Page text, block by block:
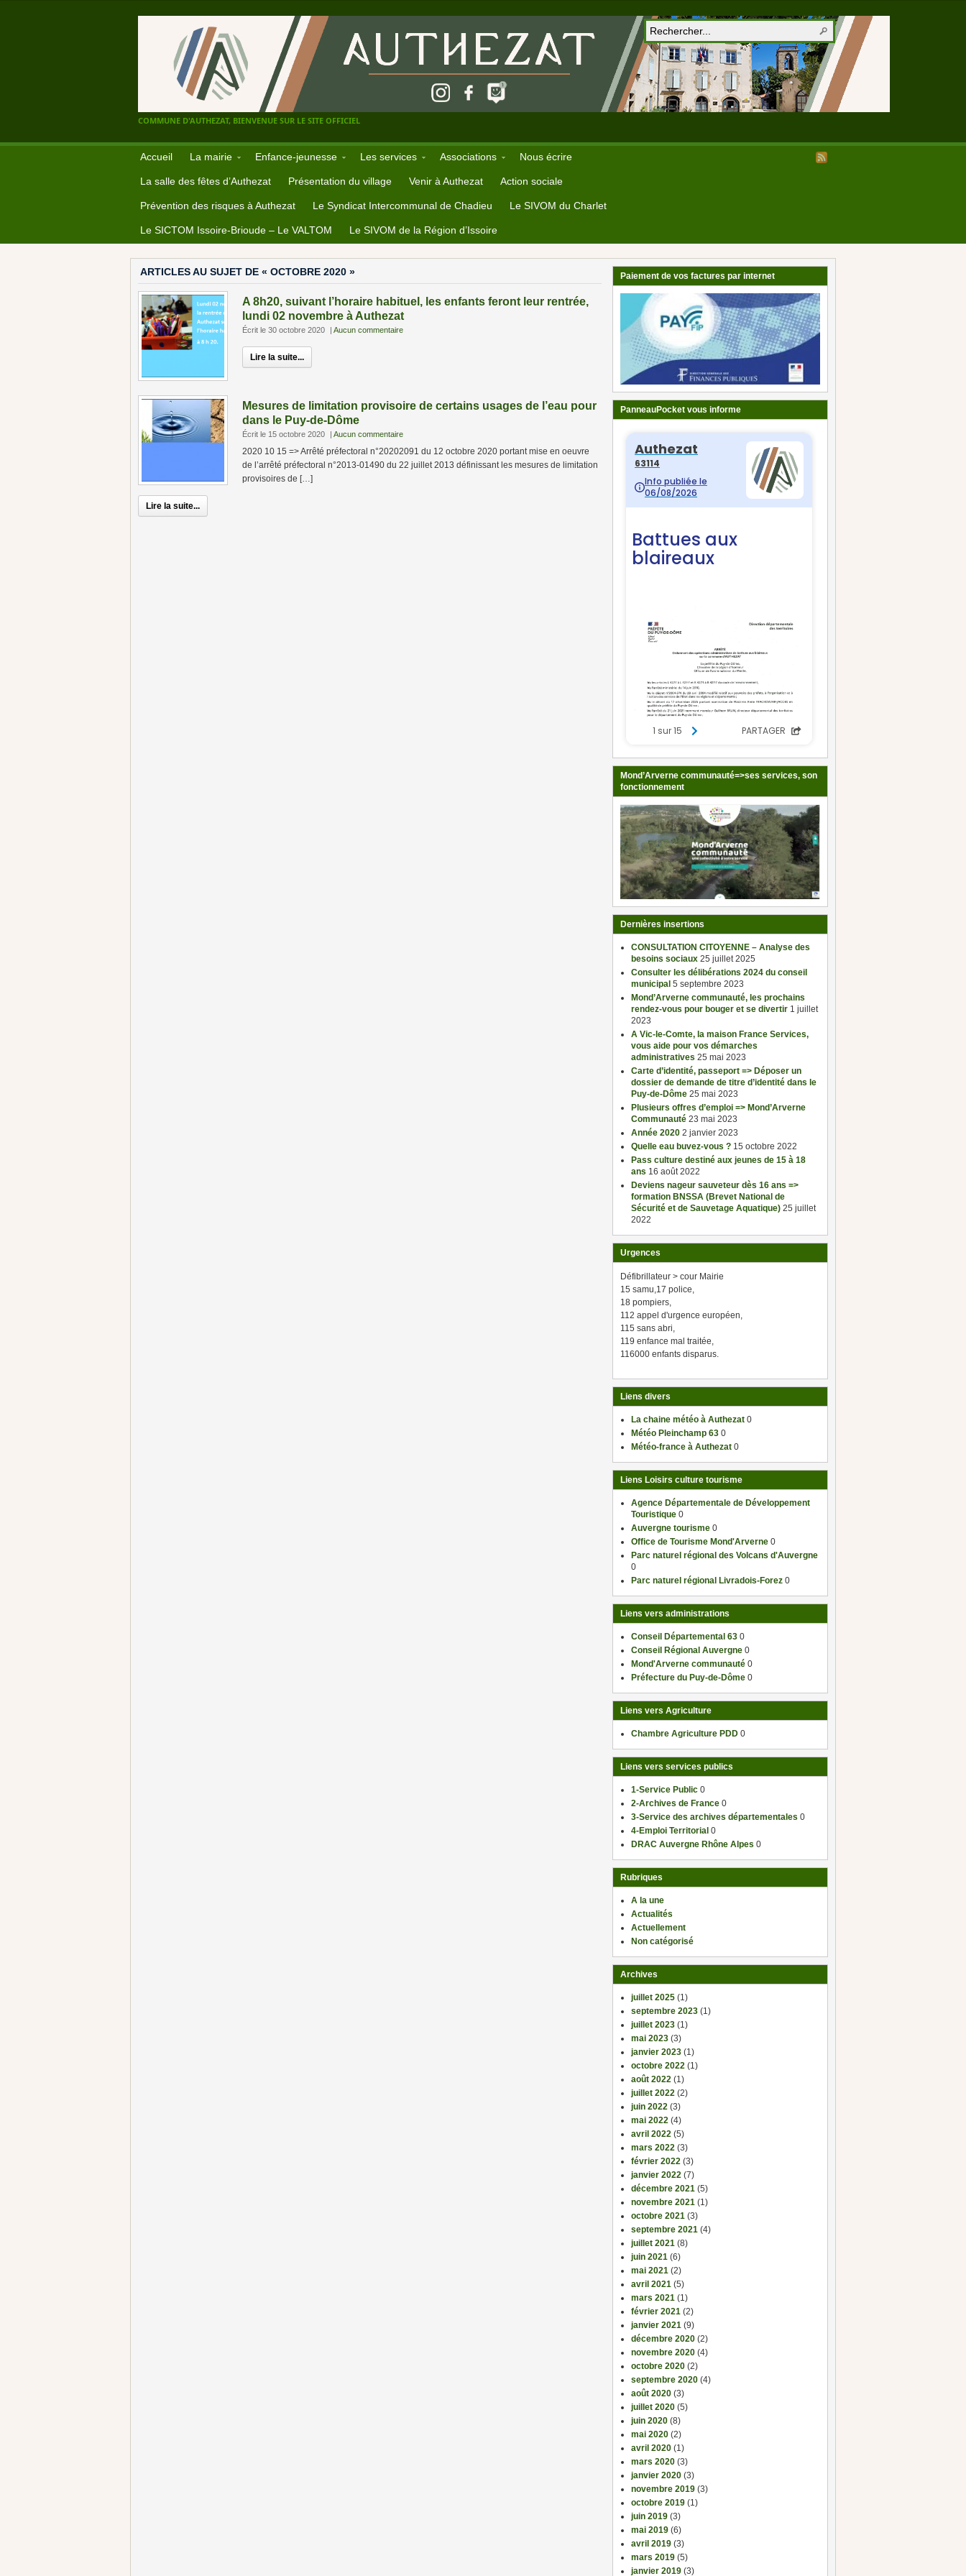
COMMUNE D'AUTHEZAT, BIENVENUE SUR LE SITE OFFICIEL
Accueil La mairie Enfance-jeunesse Les services Associations Nous écrire
La salle des fêtes d’Authezat Présentation du village Venir à Authezat Action sociale
Prévention des risques à Authezat Le Syndicat Intercommunal de Chadieu Le SIVOM du Charlet
Le SICTOM Issoire-Brioude – Le VALTOM Le SIVOM de la Région d’Issoire
ARTICLES AU SUJET DE « OCTOBRE 2020 »
A 8h20, suivant l’horaire habituel, les enfants feront leur rentrée,
lundi 02 novembre à Authezat
Écrit le 30 octobre 2020 | Aucun commentaire
Lire la suite...
Mesures de limitation provisoire de certains usages de l’eau pour
dans le Puy-de-Dôme
Écrit le 15 octobre 2020 | Aucun commentaire
2020 10 15 => Arrêté préfectoral n°20202091 du 12 octobre 2020 portant mise en oeuvre
de l’arrêté préfectoral n°2013-01490 du 22 juillet 2013 définissant les mesures de limitation
provisoires de […]
Lire la suite...
Paiement de vos factures par internet
PanneauPocket vous informe
Mond’Arverne communauté=>ses services, son
fonctionnement
Dernières insertions
CONSULTATION CITOYENNE – Analyse des
besoins sociaux 25 juillet 2025
Consulter les délibérations 2024 du conseil
municipal 5 septembre 2023
Mond’Arverne communauté, les prochains
rendez-vous pour bouger et se divertir 1 juillet
2023
A Vic-le-Comte, la maison France Services,
vous aide pour vos démarches
administratives 25 mai 2023
Carte d’identité, passeport => Déposer un
dossier de demande de titre d’identité dans le
Puy-de-Dôme 25 mai 2023
Plusieurs offres d’emploi => Mond’Arverne
Communauté 23 mai 2023
Année 2020 2 janvier 2023
Quelle eau buvez-vous ? 15 octobre 2022
Pass culture destiné aux jeunes de 15 à 18
ans 16 août 2022
Deviens nageur sauveteur dès 16 ans =>
formation BNSSA (Brevet National de
Sécurité et de Sauvetage Aquatique) 25 juillet
2022
Urgences
Défibrillateur > cour Mairie
15 samu,17 police,
18 pompiers,
112 appel d'urgence européen,
115 sans abri,
119 enfance mal traitée,
116000 enfants disparus.
Liens divers
La chaine météo à Authezat 0
Météo Pleinchamp 63 0
Météo-france à Authezat 0
Liens Loisirs culture tourisme
Agence Départementale de Développement
Touristique 0
Auvergne tourisme 0
Office de Tourisme Mond'Arverne 0
Parc naturel régional des Volcans d'Auvergne
0
Parc naturel régional Livradois-Forez 0
Liens vers administrations
Conseil Départemental 63 0
Conseil Régional Auvergne 0
Mond'Arverne communauté 0
Préfecture du Puy-de-Dôme 0
Liens vers Agriculture
Chambre Agriculture PDD 0
Liens vers services publics
1-Service Public 0
2-Archives de France 0
3-Service des archives départementales 0
4-Emploi Territorial 0
DRAC Auvergne Rhône Alpes 0
Rubriques
A la une
Actualités
Actuellement
Non catégorisé
Archives
juillet 2025 (1)
septembre 2023 (1)
juillet 2023 (1)
mai 2023 (3)
janvier 2023 (1)
octobre 2022 (1)
août 2022 (1)
juillet 2022 (2)
juin 2022 (3)
mai 2022 (4)
avril 2022 (5)
mars 2022 (3)
février 2022 (3)
janvier 2022 (7)
décembre 2021 (5)
novembre 2021 (1)
octobre 2021 (3)
septembre 2021 (4)
juillet 2021 (8)
juin 2021 (6)
mai 2021 (2)
avril 2021 (5)
mars 2021 (1)
février 2021 (2)
janvier 2021 (9)
décembre 2020 (2)
novembre 2020 (4)
octobre 2020 (2)
septembre 2020 (4)
août 2020 (3)
juillet 2020 (5)
juin 2020 (8)
mai 2020 (2)
avril 2020 (1)
mars 2020 (3)
janvier 2020 (3)
novembre 2019 (3)
octobre 2019 (1)
juin 2019 (3)
mai 2019 (6)
avril 2019 (3)
mars 2019 (5)
janvier 2019 (3)